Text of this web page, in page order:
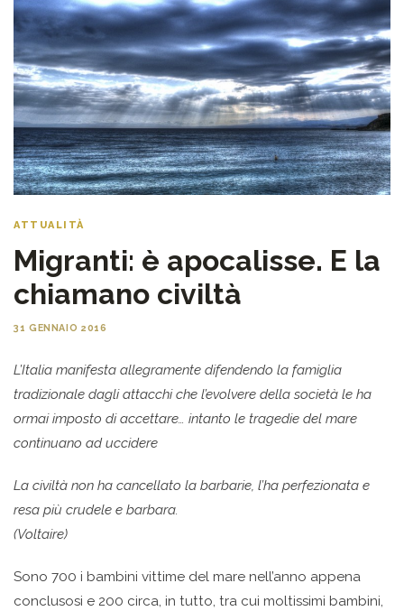
ATTUALITÀ
Migranti: è apocalisse. E la
chiamano civiltà
31 GENNAIO 2016
L’Italia manifesta allegramente difendendo la famiglia
tradizionale dagli attacchi che l’evolvere della società le ha
ormai imposto di accettare… intanto le tragedie del mare
continuano ad uccidere
La civiltà non ha cancellato la barbarie, l’ha perfezionata e
resa più crudele e barbara.
(Voltaire)
Sono 700 i bambini vittime del mare nell’anno appena
conclusosi e 200 circa, in tutto, tra cui moltissimi bambini,